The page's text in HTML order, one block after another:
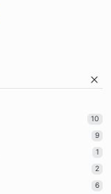
10
9
1
2
6